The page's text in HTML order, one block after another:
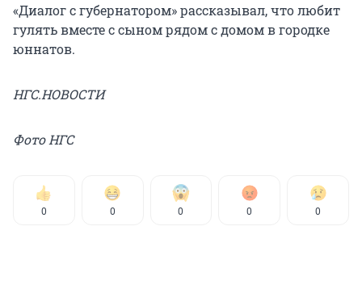
«Диалог с губернатором» рассказывал, что любит
гулять вместе с сыном рядом с домом в городке
юннатов.
НГС.НОВОСТИ
Фото НГС
0 0 0 0 0